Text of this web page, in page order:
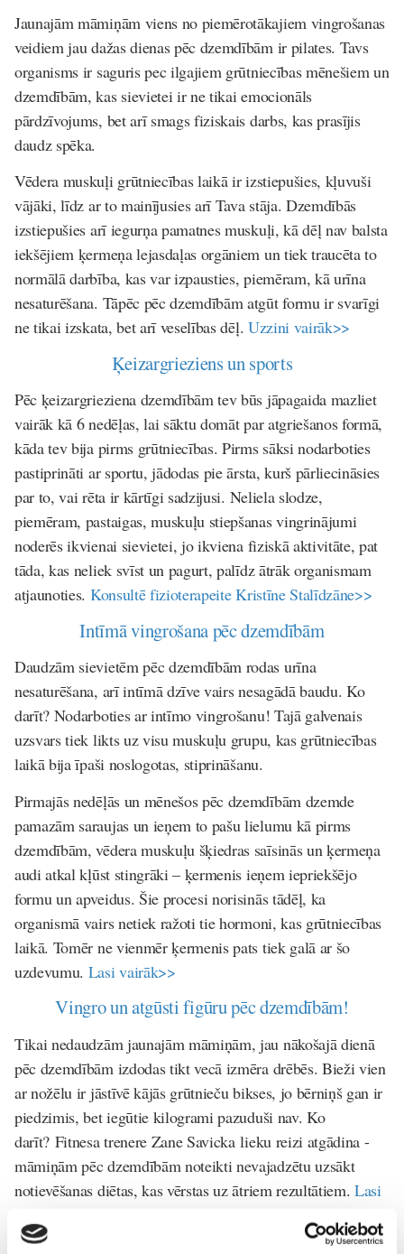
Jaunajām māmiņām viens no piemērotākajiem vingrošanas
veidiem jau dažas dienas pēc dzemdībām ir pilates. Tavs
organisms ir saguris pec ilgajiem grūtniecības mēnešiem un
dzemdībām, kas sievietei ir ne tikai emocionāls
pārdzīvojums, bet arī smags fiziskais darbs, kas prasījis
daudz spēka.
Vēdera muskuļi grūtniecības laikā ir izstiepušies, kļuvuši
vājāki, līdz ar to mainījusies arī Tava stāja. Dzemdībās
izstiepušies arī iegurņa pamatnes muskuļi, kā dēļ nav balsta
iekšējiem ķermeņa lejasdaļas orgāniem un tiek traucēta to
normālā darbība, kas var izpausties, piemēram, kā urīna
nesaturēšana. Tāpēc pēc dzemdībām atgūt formu ir svarīgi
ne tikai izskata, bet arī veselības dēļ. Uzzini vairāk>>
Ķeizargrieziens un sports
Pēc ķeizargrieziena dzemdībām tev būs jāpagaida mazliet
vairāk kā 6 nedēļas, lai sāktu domāt par atgriešanos formā,
kāda tev bija pirms grūtniecības. Pirms sāksi nodarboties
pastiprināti ar sportu, jādodas pie ārsta, kurš pārliecināsies
par to, vai rēta ir kārtīgi sadzijusi. Neliela slodze,
piemēram, pastaigas, muskuļu stiepšanas vingrinājumi
noderēs ikvienai sievietei, jo ikviena fiziskā aktivitāte, pat
tāda, kas neliek svīst un pagurt, palīdz ātrāk organismam
atjaunoties. Konsultē fizioterapeite Kristīne Stalīdzāne>>
Intīmā vingrošana pēc dzemdībām
Daudzām sievietēm pēc dzemdībām rodas urīna
nesaturēšana, arī intīmā dzīve vairs nesagādā baudu. Ko
darīt? Nodarboties ar intīmo vingrošanu! Tajā galvenais
uzsvars tiek likts uz visu muskuļu grupu, kas grūtniecības
laikā bija īpaši noslogotas, stiprināšanu.
Pirmajās nedēļās un mēnešos pēc dzemdībām dzemde
pamazām saraujas un ieņem to pašu lielumu kā pirms
dzemdībām, vēdera muskuļu šķiedras saīsinās un ķermeņa
audi atkal kļūst stingrāki – ķermenis ieņem iepriekšējo
formu un apveidus. Šie procesi norisinās tādēļ, ka
organismā vairs netiek ražoti tie hormoni, kas grūtniecības
laikā. Tomēr ne vienmēr ķermenis pats tiek galā ar šo
uzdevumu. Lasi vairāk>>
Vingro un atgūsti figūru pēc dzemdībām!
Tikai nedaudzām jaunajām māmiņām, jau nākošajā dienā
pēc dzemdībām izdodas tikt vecā izmēra drēbēs. Bieži vien
ar nožēlu ir jāstīvē kājās grūtnieču bikses, jo bērniņš gan ir
piedzimis, bet iegūtie kilogrami pazuduši nav. Ko
darīt? Fitnesa trenere Zane Savicka lieku reizi atgādina -
māmiņām pēc dzemdībām noteikti nevajadzētu uzsākt
notievēšanas diētas, kas vērstas uz ātriem rezultātiem.Lasi